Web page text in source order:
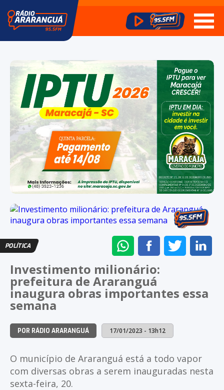
POLÍTICA
ENVIAR
NO
WHATSAPP
COMPARTILHAR
NO
NO
Investimento milionário:
prefeitura de Araranguá
inaugura obras importantes essa
semana
POR RÁDIO ARARANGUÁ 17/01/2023 - 13h12
O município de Araranguá está a todo vapor
com diversas obras a serem inauguradas nesta
sexta-feira, 20.